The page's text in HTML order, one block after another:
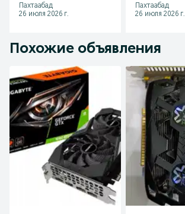
Пахтаабад
26 июля 2026 г.
Пахтаабад
26 июля 2026 г.
Похожие объявления